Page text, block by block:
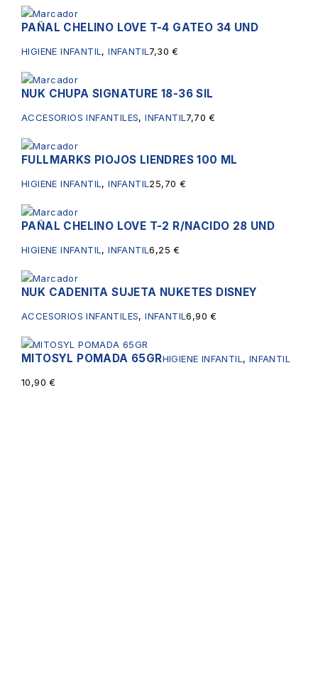
PAÑAL CHELINO LOVE T-4 GATEO 34 UND
HIGIENE INFANTIL ,INFANTIL 7,30€
NUK CHUPA SIGNATURE 18-36 SIL
ACCESORIOS INFANTILES,INFANTIL 7,70€
FULLMARKS PIOJOS LIENDRES 100 ML
HIGIENE INFANTIL ,INFANTIL 25,70 €
PAÑAL CHELINO LOVE T-2 R/NACIDO 28 UND
HIGIENE INFANTIL ,INFANTIL6,25€
NUK CADENITA SUJETA NUKETES DISNEY
ACCESORIOS INFANTILES,INFANTIL6,90€
MITOSYL POMADA 65GRHIGIENE INFANTIL , INFANTIL
10,90€